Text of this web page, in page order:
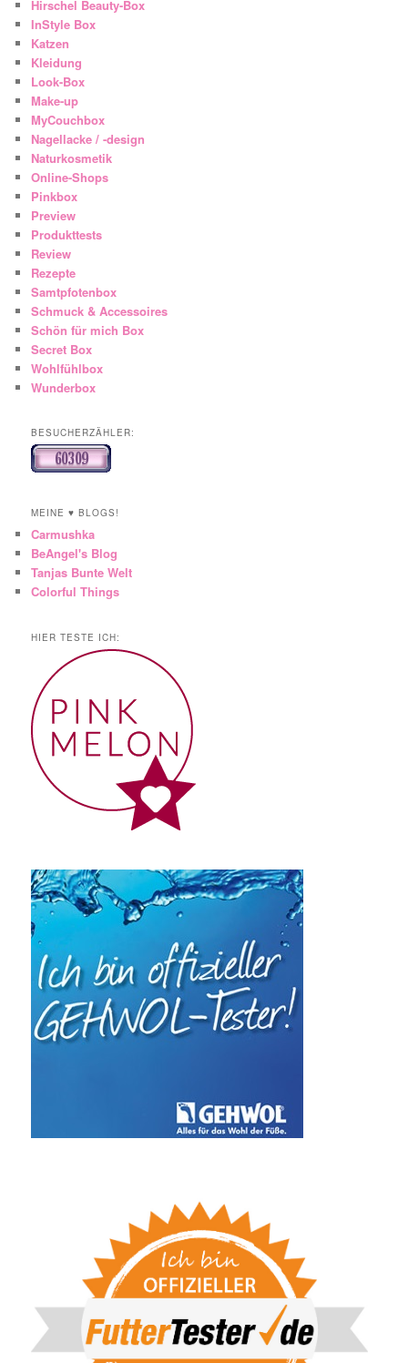
Hirschel Beauty-Box
InStyle Box
Katzen
Kleidung
Look-Box
Make-up
MyCouchbox
Nagellacke / -design
Naturkosmetik
Online-Shops
Pinkbox
Preview
Produkttests
Review
Rezepte
Samtpfotenbox
Schmuck & Accessoires
Schön für mich Box
Secret Box
Wohlfühlbox
Wunderbox
BESUCHERZÄHLER:
MEINE ♥ BLOGS!
Carmushka
BeAngel's Blog
Tanjas Bunte Welt
Colorful Things
HIER TESTE ICH: